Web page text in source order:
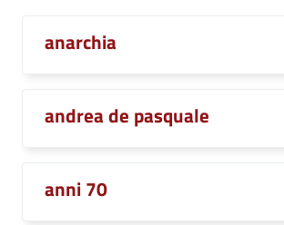
anarchia
andrea de pasquale
anni 70